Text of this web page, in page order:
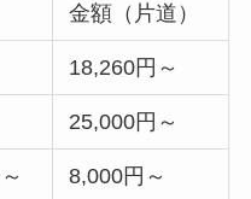
金額（片道）
18,260円～
25,000円～
8,000円～